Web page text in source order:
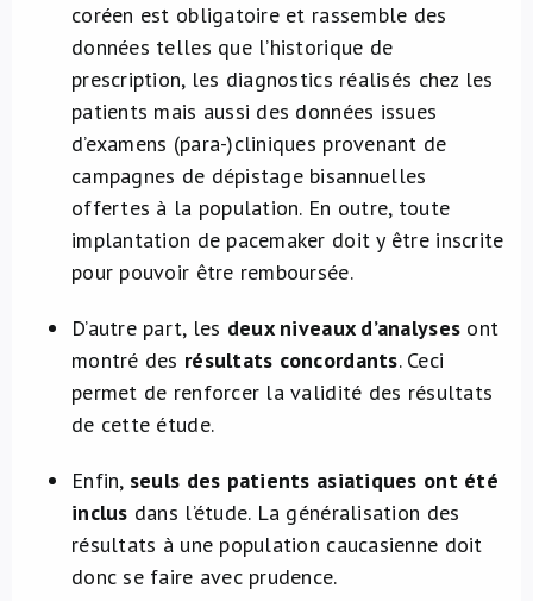
coréen est obligatoire et rassemble des
données telles que l’historique de
prescription, les diagnostics réalisés chez les
patients mais aussi des données issues
d’examens (para-)cliniques provenant de
campagnes de dépistage bisannuelles
offertes à la population. En outre, toute
implantation de pacemaker doit y être inscrite
pour pouvoir être remboursée.
D’autre part, les deux niveaux d’analyses ont
montré des résultats concordants. Ceci
permet de renforcer la validité des résultats
de cette étude.
Enfin, seuls des patients asiatiques ont été
inclus dans l’étude. La généralisation des
résultats à une population caucasienne doit
donc se faire avec prudence.